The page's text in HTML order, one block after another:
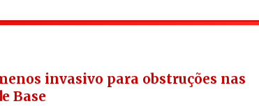
invasivo para obstruções nas
Base